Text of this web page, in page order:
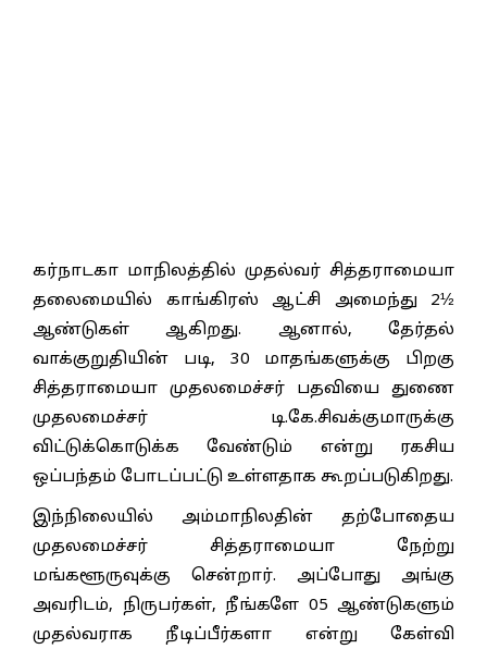
கர்நாடகா மாநிலத்தில் முதல்வர் சித்தராமையா
தலைமையில் காங்கிரஸ் ஆட்சி அமைந்து 2½
ஆண்டுகள் ஆகிறது. ஆனால், தேர்தல்
வாக்குறுதியின் படி, 30 மாதங்களுக்கு பிறகு
சித்தராமையா முதலமைச்சர் பதவியை துணை
முதலமைச்சர் டி.கே.சிவக்குமாருக்கு
விட்டுக்கொடுக்க வேண்டும் என்று ரகசிய
ஒப்பந்தம் போடப்பட்டு உள்ளதாக கூறப்படுகிறது.
இந்நிலையில் அம்மாநிலதின் தற்போதைய
முதலமைச்சர் சித்தராமையா நேற்று
மங்களூருவுக்கு சென்றார். அப்போது அங்கு
அவரிடம், நிருபர்கள், நீங்களே 05 ஆண்டுகளும்
முதல்வராக நீடிப்பீர்களா என்று கேள்வி